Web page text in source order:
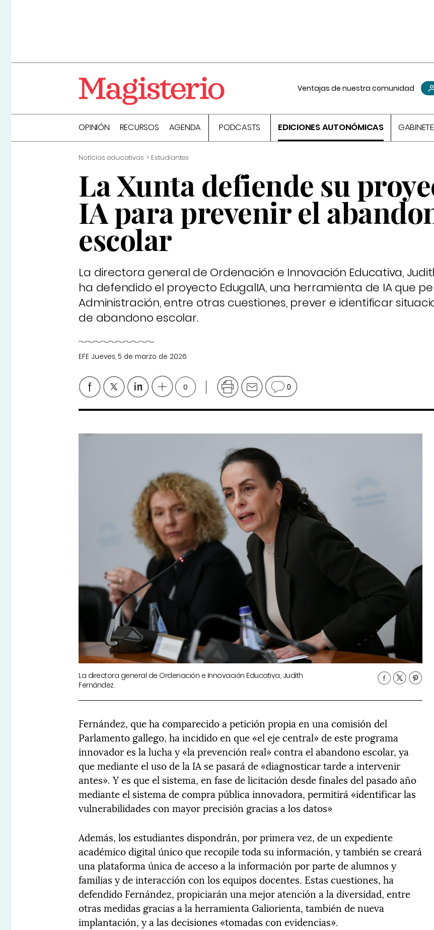
Ventajas de nuestra comunidad
OPINIÓN RECURSOS AGENDA PODCASTS EDICIONES AUTONÓMICAS
Noticias educativas Estudiantes
La Xunta defiende su
IA para prevenir el
escolar
La directora general de Ordenación e Innovación Educativa,
ha defendido el proyecto EdugalIA, una herramienta de IA que
Administración, entre otras cuestiones, prever e identificar
de abandono escolar.
EFE Jueves, 5 de marzo de 2026
0 0
La directora general de Ordenación e Innovación Educativa, Judith
Fernández.
Fernández, que ha comparecido a petición propia en una comisión del
Parlamento gallego, ha incidido en que «el eje central» de este programa
innovador es la lucha y «la prevención real» contra el abandono escolar, ya
que mediante el uso de la IA se pasará de «diagnosticar tarde a intervenir
antes». Y es que el sistema, en fase de licitación desde finales del pasado año
mediante el sistema de compra pública innovadora, permitirá «identificar las
vulnerabilidades con mayor precisión gracias a los datos»
Además, los estudiantes dispondrán, por primera vez, de un expediente
académico digital único que recopile toda su información, y también se creará
una plataforma única de acceso a la información por parte de alumnos y
familias y de interacción con los equipos docentes. Estas cuestiones, ha
defendido Fernández, propiciarán una mejor atención a la diversidad, entre
otras medidas gracias a la herramienta Galiorienta, también de nueva
implantación, y a las decisiones «tomadas con evidencias».